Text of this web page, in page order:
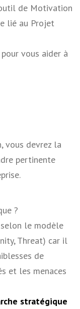
outil de Motivation
lié au Projet
vous aider à
vous devrez la
pertinente
?
le modèle
Threat) car il
de
et les menaces
stratégique